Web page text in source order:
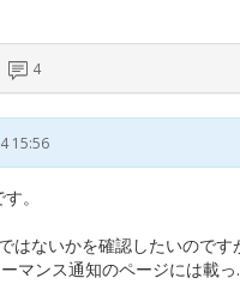
4
15:56
。
はないかを確認したいのです
ーマンス通知のページには